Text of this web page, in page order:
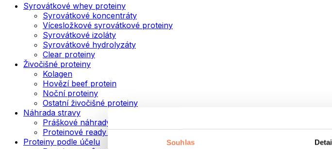
Souhlas
Syrovátkové whey proteiny
Syrovátkové koncentráty
Vícesložkové syrovátkové proteiny
Syrovátkové izoláty
Syrovátkové hydrolyzáty
Clear proteiny
Živočišné proteiny
Kolagen
Hovězí beef protein
Noční proteiny
Ostatní živočišné proteiny
Náhrada stravy
Práškové náhrady stravy
Proteinové ready to drink nápoje
Proteiny podle účelu